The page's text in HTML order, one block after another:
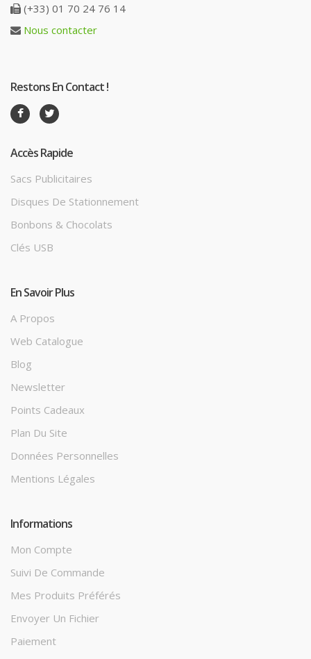
(+33) 01 70 24 76 14
Nous contacter
Restons En Contact !
Accès Rapide
Sacs Publicitaires
Disques De Stationnement
Bonbons & Chocolats
Clés USB
En Savoir Plus
A Propos
Web Catalogue
Blog
Newsletter
Points Cadeaux
Plan Du Site
Données Personnelles
Mentions Légales
Informations
Mon Compte
Suivi De Commande
Mes Produits Préférés
Envoyer Un Fichier
Paiement